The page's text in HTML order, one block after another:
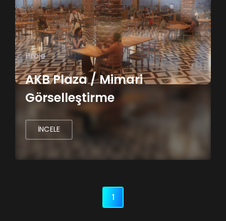
Proje
AKB Plaza / Mimari
Görselleştirme
İNCELE
1